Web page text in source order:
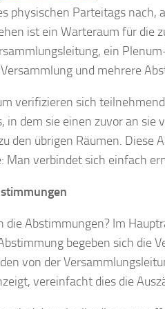
physischen Parteitags
ist ein Warteraum für die
ein
und mehrere
verifizieren sich
in dem sie einen zuvor an
den übrigen Räumen. Diese
Man verbindet sich einfach
die Abstimmungen? Im
begeben sich die
von der
vereinfacht dies die